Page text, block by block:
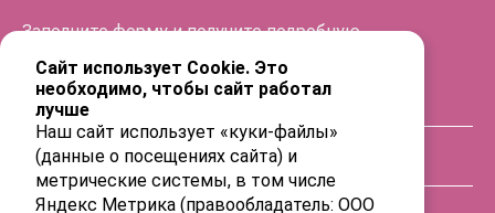
Заполните форму и получите подробную
информацию!
ФИО
Телефон
Сайт использует Cookie. Это
необходимо, чтобы сайт работал
лучше
Наш сайт использует «куки-файлы»
(данные о посещениях сайта) и
метрические системы, в том числе
Яндекс Метрика (правообладатель: ООО